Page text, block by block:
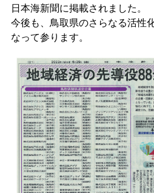
日本海新聞に掲載されました。
今後も、鳥取県のさらなる活性
なって参ります。